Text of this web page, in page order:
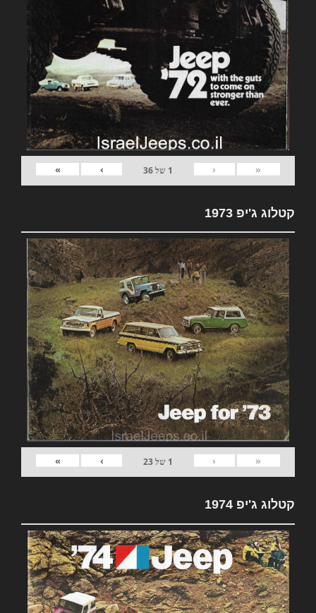
«
‹
1 של36
›
»
קטלוג ג'יפ 1973
«
‹
1 של23
›
»
קטלוג ג'יפ 1974